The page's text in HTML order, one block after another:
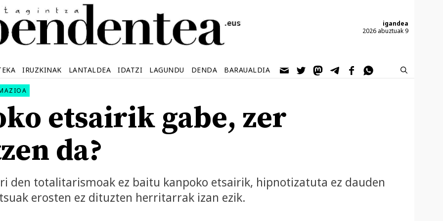
igandea
2026 abuztuak 9
IRUZKINAK LANTALDEA IDATZI LAGUNDU DENDA BARAUALDIA
etsairik gabe, zer
da?
den totalitarismoak ez baitu kanpoko etsairik, hipnotizatuta ez dauden
erosten ez dituzten herritarrak izan ezik.